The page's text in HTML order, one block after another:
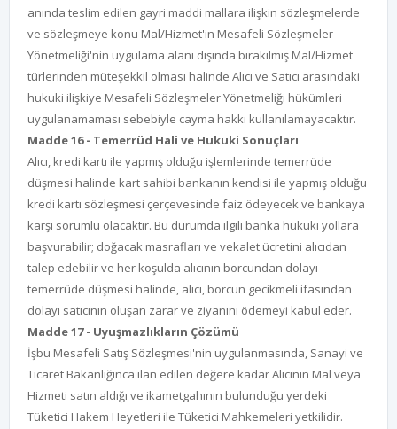
anında teslim edilen gayri maddi mallara ilişkin sözleşmelerde
ve sözleşmeye konu Mal/Hizmet'in Mesafeli Sözleşmeler
Yönetmeliği'nin uygulama alanı dışında bırakılmış Mal/Hizmet
türlerinden müteşekkil olması halinde Alıcı ve Satıcı arasındaki
hukuki ilişkiye Mesafeli Sözleşmeler Yönetmeliği hükümleri
uygulanamaması sebebiyle cayma hakkı kullanılamayacaktır.
Madde 16 - Temerrüd Hali ve Hukuki Sonuçları
Alıcı, kredi kartı ile yapmış olduğu işlemlerinde temerrüde
düşmesi halinde kart sahibi bankanın kendisi ile yapmış olduğu
kredi kartı sözleşmesi çerçevesinde faiz ödeyecek ve bankaya
karşı sorumlu olacaktır. Bu durumda ilgili banka hukuki yollara
başvurabilir; doğacak masrafları ve vekalet ücretini alıcıdan
talep edebilir ve her koşulda alıcının borcundan dolayı
temerrüde düşmesi halinde, alıcı, borcun gecikmeli ifasından
dolayı satıcının oluşan zarar ve ziyanını ödemeyi kabul eder.
Madde 17 - Uyuşmazlıkların Çözümü
İşbu Mesafeli Satış Sözleşmesi'nin uygulanmasında, Sanayi ve
Ticaret Bakanlığınca ilan edilen değere kadar Alıcının Mal veya
Hizmeti satın aldığı ve ikametgahının bulunduğu yerdeki
Tüketici Hakem Heyetleri ile Tüketici Mahkemeleri yetkilidir.